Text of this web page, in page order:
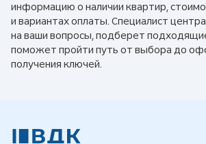
информацию о наличии квартир,
и вариантах оплаты. Специалист
на ваши вопросы, подберет
поможет пройти путь от выбора до
получения ключей.